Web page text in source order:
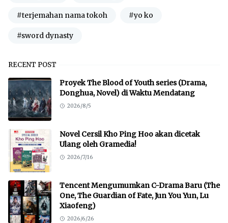
#terjemahan nama tokoh #yo ko
#sword dynasty
RECENT POST
Proyek The Blood of Youth series (Drama,
Donghua, Novel) di Waktu Mendatang
2026/8/5
Novel Cersil Kho Ping Hoo akan dicetak
Ulang oleh Gramedia!
2026/7/16
Tencent Mengumumkan C-Drama Baru (The
One, The Guardian of Fate, Jun You Yun, Lu
Xiaofeng)
2026/6/26